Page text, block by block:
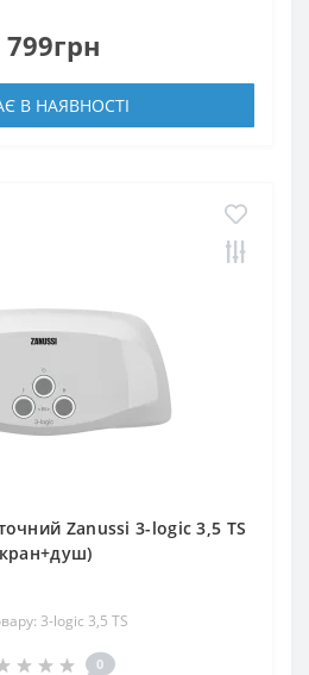
799грн
В НАЯВНОСТІ
Zanussi 3-logic 3,5 TS
3-logic 3,5 TS
0